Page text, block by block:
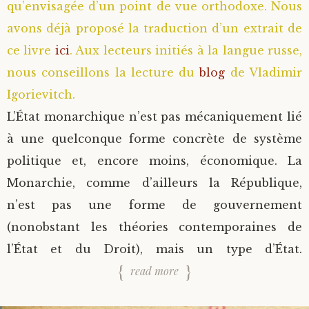
qu’envisagée d’un point de vue orthodoxe. Nous
avons déjà proposé la traduction d’un extrait de
ce livre ici. Aux lecteurs initiés à la langue russe,
nous conseillons la lecture dublog de Vladimir
Igorievitch.
L’État monarchique n’est pas mécaniquement lié
à une quelconque forme concrète de système
politique et, encore moins, économique. La
Monarchie, comme d’ailleurs la République,
n’est pas une forme de gouvernement
(nonobstant les théories contemporaines de
l’État et du Droit), mais un type d’État.
read more